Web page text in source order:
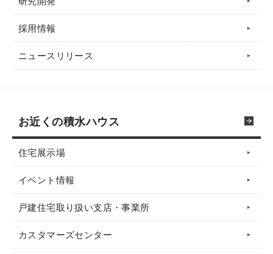
採用情報
ニュースリリース
お近くの積水ハウス
住宅展示場
イベント情報
戸建住宅取り扱い支店・事業所
カスタマーズセンター